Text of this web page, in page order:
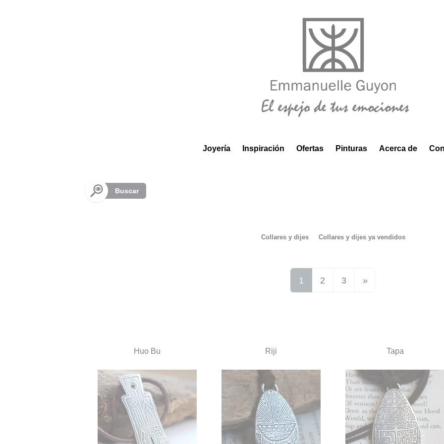
Joyería Inspiración Ofertas Pinturas Acerca de
Buscar
Collares y dijes Collares y dijes ya vendidos
Dijes y collares en plata inspirados en la
1 (current)
2 3 »Next
Huo Bu Riji Tapa